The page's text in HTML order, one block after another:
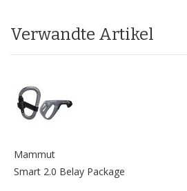
Verwandte Artikel
Mammut
Smart 2.0 Belay Package